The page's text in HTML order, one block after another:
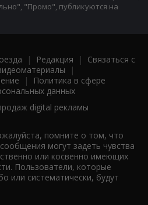
"Промо", публикуются на
| Редакция | Связаться с
|
|
Политика в сфере
данных
digital рекламы
помните о том, что
могут задеть чувства
или косвенно имеющих
Пользователи, которые
или систематически, будут